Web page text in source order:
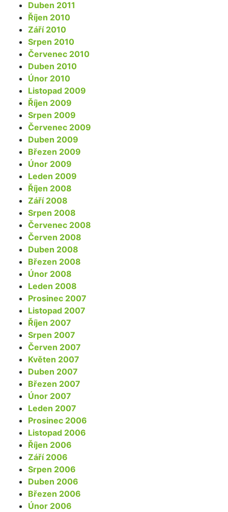
Duben 2011
Říjen 2010
Září 2010
Srpen 2010
Červenec 2010
Duben 2010
Únor 2010
Listopad 2009
Říjen 2009
Srpen 2009
Červenec 2009
Duben 2009
Březen 2009
Únor 2009
Leden 2009
Říjen 2008
Září 2008
Srpen 2008
Červenec 2008
Červen 2008
Duben 2008
Březen 2008
Únor 2008
Leden 2008
Prosinec 2007
Listopad 2007
Říjen 2007
Srpen 2007
Červen 2007
Květen 2007
Duben 2007
Březen 2007
Únor 2007
Leden 2007
Prosinec 2006
Listopad 2006
Říjen 2006
Září 2006
Srpen 2006
Duben 2006
Březen 2006
Únor 2006